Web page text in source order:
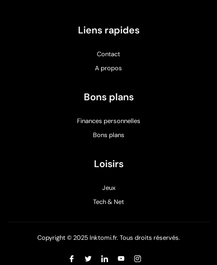
Liens rapides
Contact
A propos
Bons plans
Finances personnelles
Bons plans
Loisirs
Jeux
Tech & Net
Copyright © 2025 Inktomi.fr. Tous droits réservés.